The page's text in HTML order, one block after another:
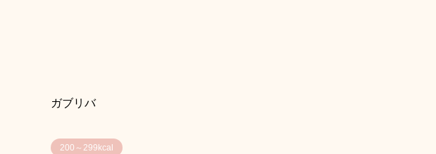
ガブリバ
200～299kcal